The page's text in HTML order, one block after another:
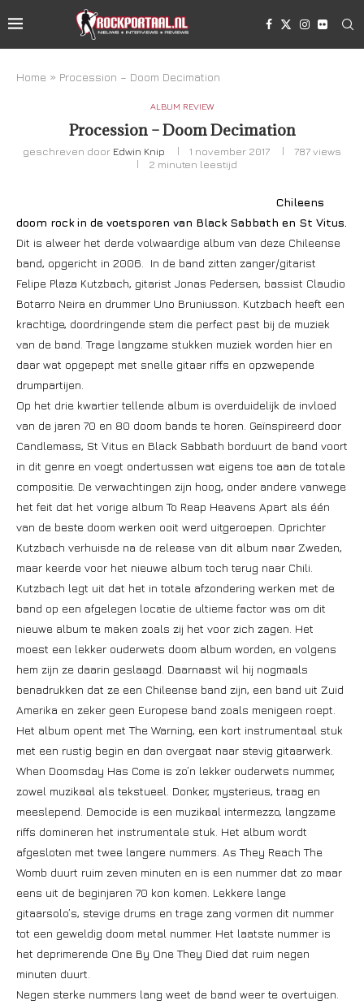
Home » Procession – Doom Decimation
ALBUM REVIEW
Procession – Doom Decimation
geschreven door Edwin Knip 1 november 2017 787views
2 minuten leestijd
Chileens
doom rock in de voetsporen van Black Sabbath en St Vitus.
Dit is alweer het derde volwaardige album van deze Chileense
band, opgericht in 2006. In de band zitten zanger/gitarist
Felipe Plaza Kutzbach, gitarist Jonas Pedersen, bassist Claudio
Botarro Neira en drummer Uno Bruniusson. Kutzbach heeft een
krachtige, doordringende stem die perfect past bij de muziek
van de band. Trage langzame stukken muziek worden hier en
daar wat opgepept met snelle gitaar riffs en opzwepende
drumpartijen.
Op het drie kwartier tellende album is overduidelijk de invloed
van de jaren 70 en 80 doom bands te horen. Geïnspireerd door
Candlemass, St Vitus en Black Sabbath borduurt de band voort
in dit genre en voegt ondertussen wat eigens toe aan de totale
compositie. De verwachtingen zijn hoog, onder andere vanwege
het feit dat het vorige album To Reap Heavens Apart als één
van de beste doom werken ooit werd uitgeroepen. Oprichter
Kutzbach verhuisde na de release van dit album naar Zweden,
maar keerde voor het nieuwe album toch terug naar Chili.
Kutzbach legt uit dat het in totale afzondering werken met de
band op een afgelegen locatie de ultieme factor was om dit
nieuwe album te maken zoals zij het voor zich zagen. Het
moest een lekker ouderwets doom album worden, en volgens
hem zijn ze daarin geslaagd. Daarnaast wil hij nogmaals
benadrukken dat ze een Chileense band zijn, een band uit Zuid
Amerika en zeker geen Europese band zoals menigeen roept.
Het album opent met The Warning, een kort instrumentaal stuk
met een rustig begin en dan overgaat naar stevig gitaarwerk.
When Doomsday Has Come is zo’n lekker ouderwets nummer,
zowel muzikaal als tekstueel. Donker, mysterieus, traag en
meeslepend. Democide is een muzikaal intermezzo, langzame
riffs domineren het instrumentale stuk. Het album wordt
afgesloten met twee langere nummers. As They Reach The
Womb duurt ruim zeven minuten en is een nummer dat zo maar
eens uit de beginjaren 70 kon komen. Lekkere lange
gitaarsolo’s, stevige drums en trage zang vormen dit nummer
tot een geweldig doom metal nummer. Het laatste nummer is
het deprimerende One By One They Died dat ruim negen
minuten duurt.
Negen sterke nummers lang weet de band weer te overtuigen.